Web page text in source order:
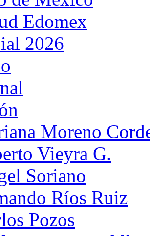
Edomex
2026
Moreno
Vieyra G.
Soriano
Ríos Ruiz
Pozos